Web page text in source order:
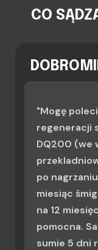
CO
"Mogę
regeneracji
DQ200 (we
po
miesiąc
na 12
pomocna.
sumie 5 dni